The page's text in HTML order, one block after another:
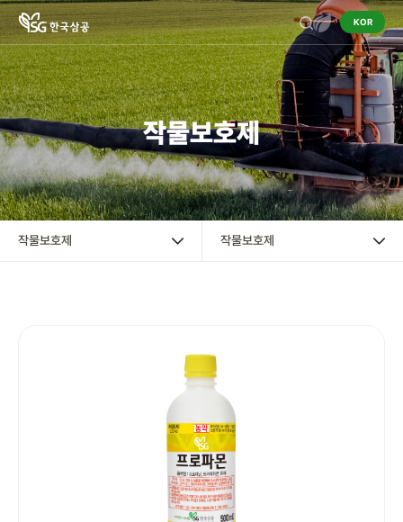
KOR
기업정보
작물보호제
작물보호제
작물보호제
작물보호제 작물보호제